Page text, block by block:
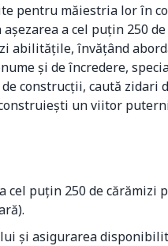
pentru măiestria lor în
a cel puțin 250
abilitățile, învățând
și de încredere,
construcții, caută zidari
un viitor
cel puțin 250 de cărămizi
și asigurarea